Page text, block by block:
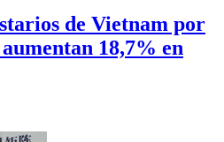
de Vietnam por
18,7% en